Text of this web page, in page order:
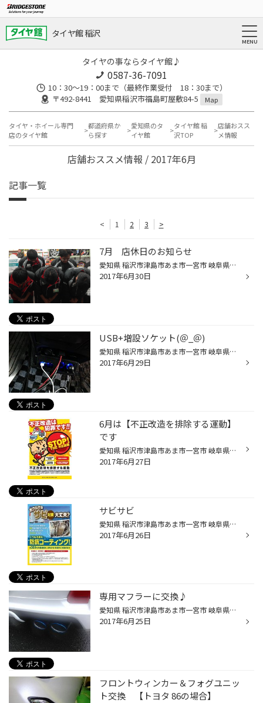
タイヤ館 稲沢
タイヤの事ならタイヤ館♪
0587-36-7091
10：30～19：00まで（最終作業受付 18：30まで）
〒492-8441 愛知県稲沢市福島町屋敷84-5
Map
タイヤ・ホイール専門
店のタイヤ館
都道府県か
ら探す
愛知県のタ
イヤ館
タイヤ館 稲
沢TOP
店舗おスス
メ情報
店舗おススメ情報 / 2017年6月
記事一覧
< 1 2 3 >
7月 店休日のお知らせ
愛知県 稲沢市津島市あま市一宮市 岐阜県海津市 その他近隣のお客様 こんにちは。 愛知県稲沢市福島町のタイヤ館稲沢です。 ７月の店舗休業日をお知らせいたします。 7月4日 臨時休業 ７月5日 定休日 ７月12日 定休日 ７月19日 定休日 ７月21日 臨時休業 ７月26日 定休日 臨時休業を2日いれさせて...
2017年6月30日
USB+増設ソケット(＠_＠)
愛知県 稲沢市津島市あま市一宮市 岐阜県海津市その他近隣のお客様 こんにちは。 愛知県稲沢市福島町のタイヤ館稲沢です。 80系のノア・ヴォクシー・エスクァイアに乗っている方で、「シガーソケットやUSBポートが欲しい！！」なんて思った事ありませんか？ そんな方にオススメなのがYACのUSB+増設...
2017年6月29日
6月は【不正改造を排除する運動】
です
愛知県 稲沢市津島市あま市一宮市 岐阜県海津市その他近隣のお客様 こんにちは。 愛知県稲沢市福島町のタイヤ館稲沢です。 ども つぼやんです。 今月も残りわずかになってまいりましたが、毎年6月は が行われています。 実は、知らないうちに不正改造になってしまっていた なぁ～んてことにならない...
2017年6月27日
サビサビ
愛知県 稲沢市津島市あま市一宮市 岐阜県海津市その他近隣のお客様 こんにちは。 愛知県稲沢市福島町のタイヤ館稲沢です。 梅雨の時期に入りました。 マフラーのサビ見た事ありますか？ 見てない方今がチャンスですよ。 タイヤ館稲沢でサビコーティングができるんですよ。 是非興味をもたれた方是非...
2017年6月26日
専用マフラーに交換♪
愛知県 稲沢市津島市あま市一宮市 岐阜県海津市その他近隣のお客様 こんにちは。 愛知県稲沢市福島町のタイヤ館稲沢です。 今日は内装ではなく、外装パーツの紹介です(^^) 部品はガナドールのテール部チタニウム製ブルー発色（PAE－054MST）のマフラーです(^_^) ノーマルマフラーよりも高出力になり...
2017年6月25日
フロントウィンカー＆フォグユニッ
ト交換 【トヨタ 86の場合】